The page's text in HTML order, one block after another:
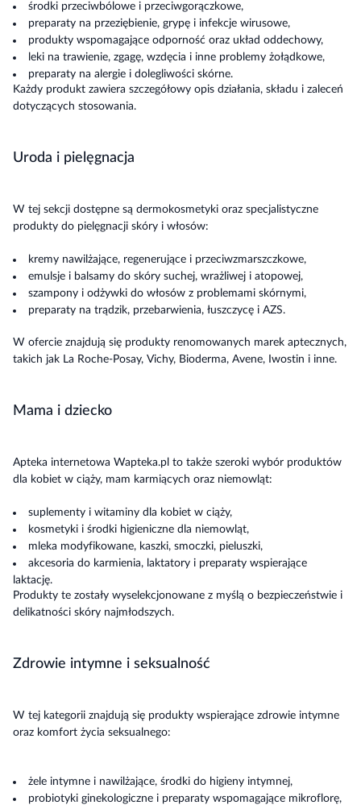
środki przeciwbólowe i przeciwgorączkowe,
preparaty na przeziębienie, grypę i infekcje wirusowe,
produkty wspomagające odporność oraz układ oddechowy,
leki na trawienie, zgagę, wzdęcia i inne problemy żołądkowe,
preparaty na alergie i dolegliwości skórne.
Każdy produkt zawiera szczegółowy opis działania, składu i zaleceń
dotyczących stosowania.
Uroda i pielęgnacja
W tej sekcji dostępne są dermokosmetyki oraz specjalistyczne
produkty do pielęgnacji skóry i włosów:
kremy nawilżające, regenerujące i przeciwzmarszczkowe,
emulsje i balsamy do skóry suchej, wrażliwej i atopowej,
szampony i odżywki do włosów z problemami skórnymi,
preparaty na trądzik, przebarwienia, łuszczycę i AZS.
W ofercie znajdują się produkty renomowanych marek aptecznych,
takich jak La Roche-Posay, Vichy, Bioderma, Avene, Iwostin i inne.
Mama i dziecko
Apteka internetowa Wapteka.pl to także szeroki wybór produktów
dla kobiet w ciąży, mam karmiących oraz niemowląt:
suplementy i witaminy dla kobiet w ciąży,
kosmetyki i środki higieniczne dla niemowląt,
mleka modyfikowane, kaszki, smoczki, pieluszki,
akcesoria do karmienia, laktatory i preparaty wspierające
laktację.
Produkty te zostały wyselekcjonowane z myślą o bezpieczeństwie i
delikatności skóry najmłodszych.
Zdrowie intymne i seksualność
W tej kategorii znajdują się produkty wspierające zdrowie intymne
oraz komfort życia seksualnego:
żele intymne i nawilżające, środki do higieny intymnej,
probiotyki ginekologiczne i preparaty wspomagające mikroflorę,